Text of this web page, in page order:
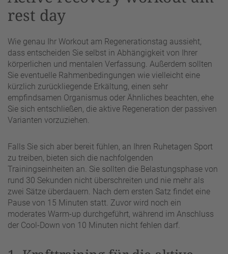
rest day
Wie genau Ihr Workout am Regenerationstag aussieht,
dass entscheiden Sie selbst in Abhängigkeit von Ihrer
körperlichen und mentalen Verfassung. Außerdem sollten
Sie eventuelle Rahmenbedingungen wie vielleicht eine
kürzlich zurückliegende Erkältung, einen sehr
empfindsamen Organismus oder Ähnliches beachten, ehe
Sie sich entschließen, die aktive Regeneration der passiven
Varianten vorzuziehen.
Falls Sie sich aber bereit fühlen, an Ihren Ruhetagen Sport
zu treiben, bieten sich die nachfolgenden
Trainingseinheiten an. Sie sollten die Belastungsphase von
rund 30 Sekunden nicht überschreiten und nie mehr als
zwei Sätze überdauern. Nach dem ersten Satz findet eine
Pause von 15 Minuten statt. Zuvor wird noch ein
moderates Warm-up durchgeführt, während im Anschluss
der Cool-Down von 10 Minuten nicht fehlen darf.